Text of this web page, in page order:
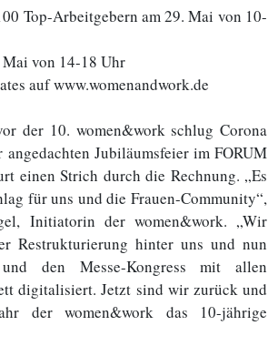
Top-Arbeitgebern am 29. Mai von 10-
von 14-18 Uhr
auf www.womenandwork.de
der 10. women&work schlug Corona
angedachten Jubiläumsfeier im FORUM
einen Strich durch die Rechnung. „Es
für uns und die Frauen-Community“,
Initiatorin der women&work. „Wir
Restrukturierung hinter uns und nun
den Messe-Kongress mit allen
digitalisiert. Jetzt sind wir zurück und
der women&work das 10-jährige